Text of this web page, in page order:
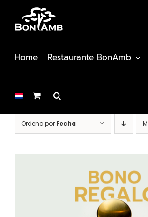
contenido
Home Restaurante BonAmb
Ordena por Fecha